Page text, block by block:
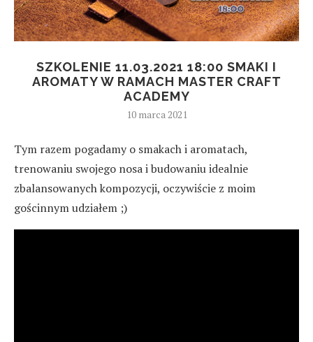
SZKOLENIE 11.03.2021 18:00 SMAKI I
AROMATY W RAMACH MASTER CRAFT
ACADEMY
10 marca 2021
Tym razem pogadamy o smakach i aromatach,
trenowaniu swojego nosa i budowaniu idealnie
zbalansowanych kompozycji, oczywiście z moim
gościnnym udziałem ;)